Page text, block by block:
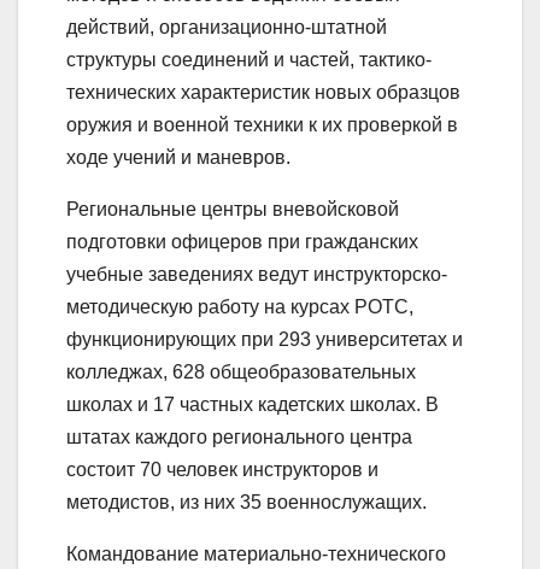
действий, организационно-штатной
структуры соединений и частей, тактико-
технических характеристик новых образцов
оружия и военной техники к их проверкой в
ходе учений и маневров.
Региональные центры вневойсковой
подготовки офицеров при гражданских
учебные заведениях ведут инструкторско-
методическую работу на курсах РОТС,
функционирующих при 293 университетах и
колледжах, 628 общеобразовательных
школах и 17 частных кадетских школах. В
штатах каждого регионального центра
состоит 70 человек инструкторов и
методистов, из них 35 военнослужащих.
Командование материально-технического